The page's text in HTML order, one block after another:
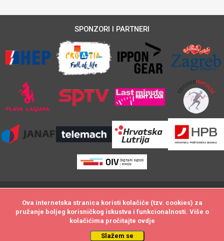
Ova internetska stranica koristi kolačiće (tzv. cookies) za
pružanje boljeg korisničkog iskustva i funkcionalnosti. Više o
kolačićima pročitajte ovdje
Slažem se
SPONZORI I PARTNERI
kopiranje i neovlašteno preuzimanje sadržaja biti će utuženo po zakonu o
autorskim pravima.
© 2009 - by DataStat d.o.o.
Ova internetska stranica koristi kolačiće (tzv. cookies) za
pružanje boljeg korisničkog iskustva i funkcionalnosti. Više o
kolačićima pročitajte ovdje
Slažem se